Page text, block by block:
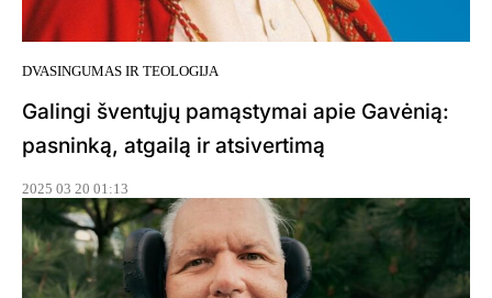
DVASINGUMAS IR TEOLOGIJA
Galingi šventųjų pamąstymai apie Gavėnią:
pasninką, atgailą ir atsivertimą
2025 03 20 01:13